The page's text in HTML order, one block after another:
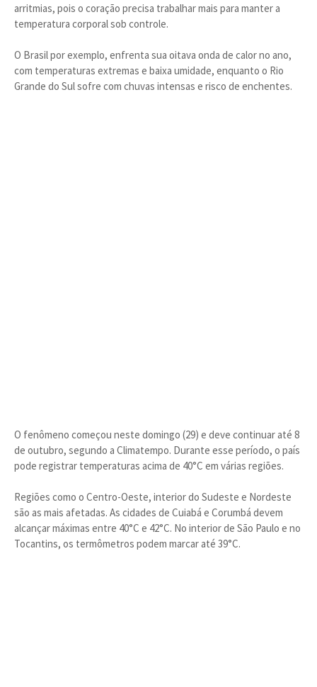
arritmias, pois o coração precisa trabalhar mais para manter a
temperatura corporal sob controle.
O Brasil por exemplo, enfrenta sua oitava onda de calor no ano,
com temperaturas extremas e baixa umidade, enquanto o Rio
Grande do Sul sofre com chuvas intensas e risco de enchentes.
O fenômeno começou neste domingo (29) e deve continuar até 8
de outubro, segundo a Climatempo. Durante esse período, o país
pode registrar temperaturas acima de 40°C em várias regiões.
Regiões como o Centro-Oeste, interior do Sudeste e Nordeste
são as mais afetadas. As cidades de Cuiabá e Corumbá devem
alcançar máximas entre 40°C e 42°C. No interior de São Paulo e no
Tocantins, os termômetros podem marcar até 39°C.